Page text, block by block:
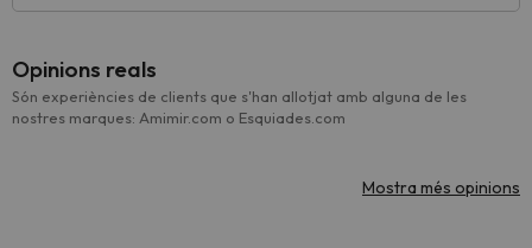
Opinions reals
Són experiències de clients que s'han allotjat amb alguna de les
nostres marques: Amimir.com o Esquiades.com
Mostra més opinions